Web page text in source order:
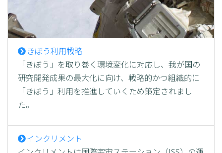
きぼう利用戦略
「きぼう」を取り巻く環境変化に対応し、我が国の
研究開発成果の最大化に向け、戦略的かつ組織的に
「きぼう」利用を推進していくため策定されまし
た。
インクリメント